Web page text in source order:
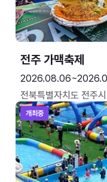
전주 가맥축제
전북특별자치도 전주시
개최중